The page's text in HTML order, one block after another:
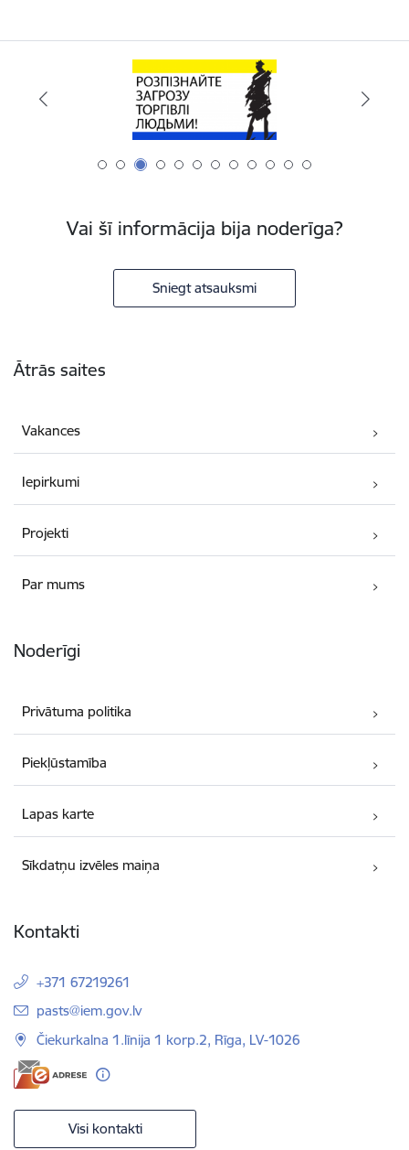
Vai šī informācija bija noderīga?
Sniegt atsauksmi
Ātrās saites
Vakances
Iepirkumi
Projekti
Par mums
Noderīgi
Privātuma politika
Piekļūstamība
Lapas karte
Sīkdatņu izvēles maiņa
Kontakti
+371 67219261
E-pasts:
pasts@iem.gov.lv
Čiekurkalna 1.līnija 1 korp.2, Rīga, LV-1026
Visi kontakti